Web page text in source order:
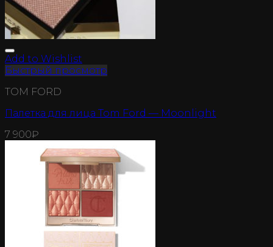
Add to Wishlist
Быстрый просмотр
TOM FORD
Палетка для лица Tom Ford — Moonlight
7 900₽